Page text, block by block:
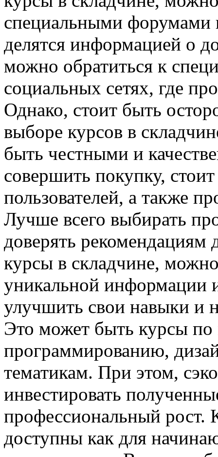
специальными форумами
делятся информацией о
можно обратиться к
социальных сетях, где
Однако, стоит быть
выборе курсов в
быть честными и
совершить покупку,
пользователей, а также
Лучше всего выбирать
доверять рекомендациям
курсы в складчине,
уникальной информации
улучшить свои навыки и
Это может быть курсы
программированию,
тематикам. При этом,
инвестировать
профессиональный рост.
доступны как для